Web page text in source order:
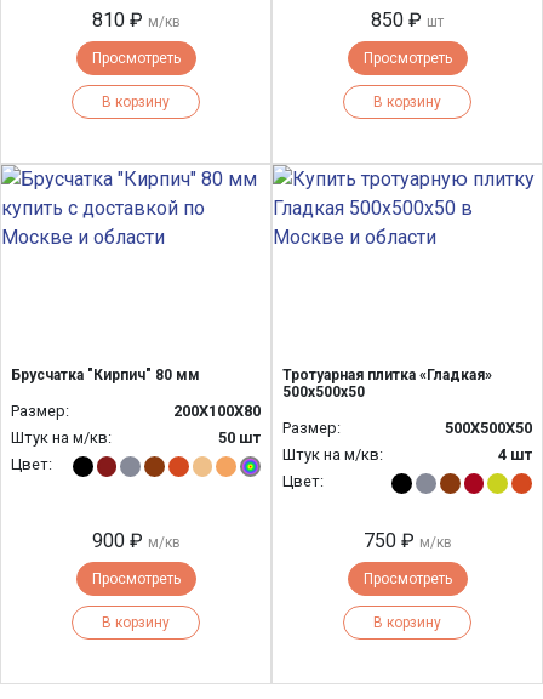
810 ₽ м/кв
Просмотреть
В корзину
850 ₽ шт
Просмотреть
В корзину
Брусчатка "Кирпич" 80 мм
Размер:
200Х100Х80
Штук на м/кв:
50 шт
Цвет:
900 ₽ м/кв
Просмотреть
В корзину
Тротуарная плитка «Гладкая»
500x500x50
Размер:
500Х500Х50
Штук на м/кв:
4 шт
Цвет:
750 ₽ м/кв
Просмотреть
В корзину